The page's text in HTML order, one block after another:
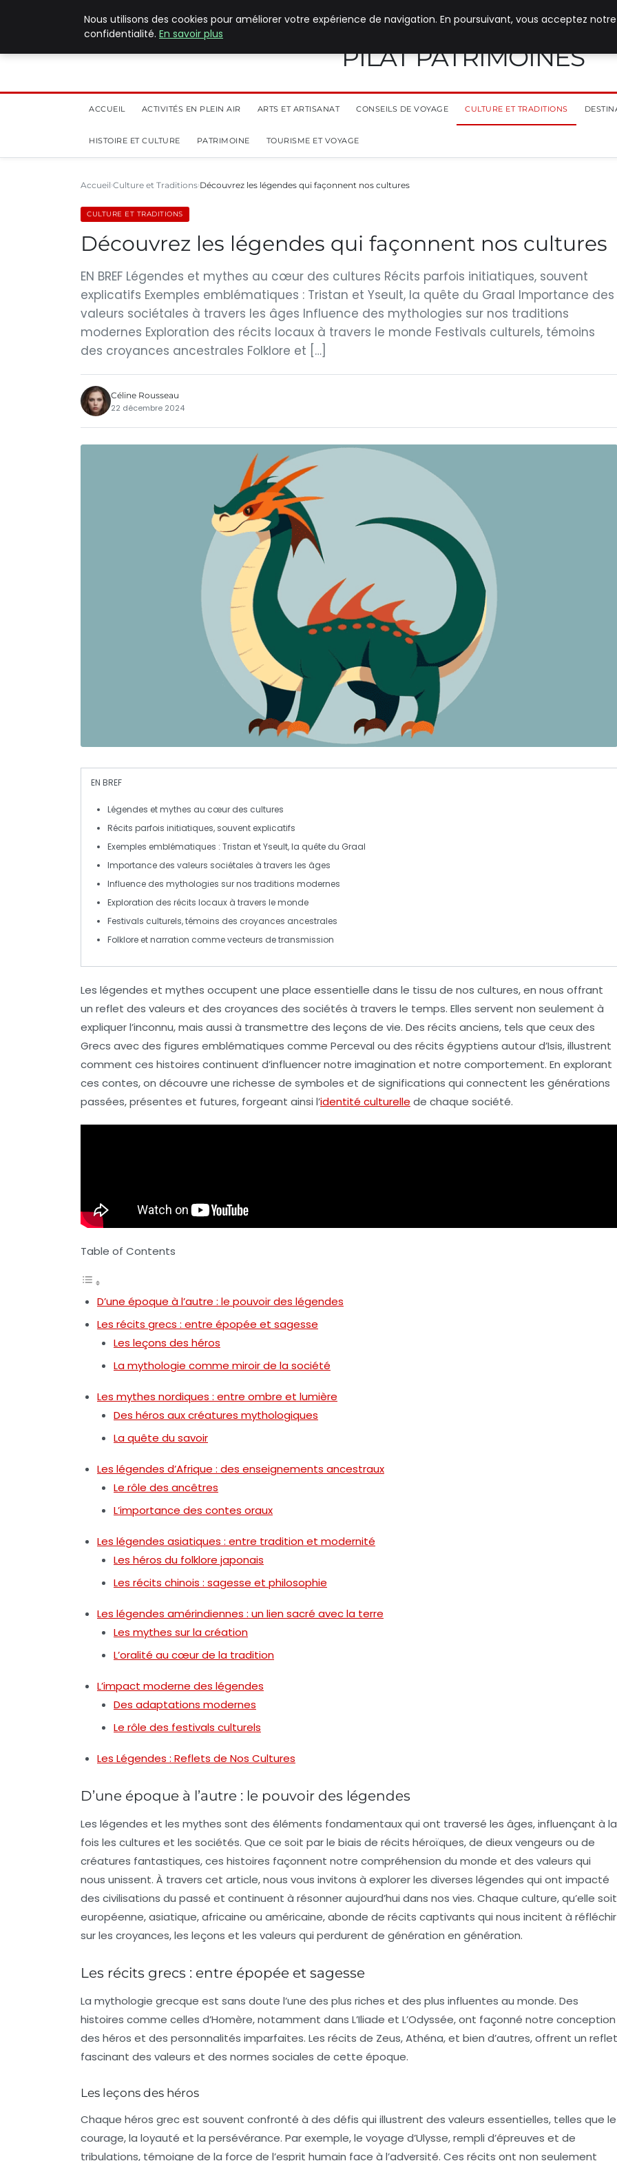
PILAT PATRIMOINES
ACCUEIL ACTIVITÉS EN PLEIN AIR ARTS ET ARTISANAT CONSEILS DE VOYAGE CULTURE ET TRADITIONS
HISTOIRE ET CULTURE PATRIMOINE TOURISME ET VOYAGE
Accueil Culture et Traditions Découvrez les légendes qui façonnent nos cultures
CULTURE ET TRADITIONS
Découvrez les légendes qui façonnent nos cultures
EN BREF Légendes et mythes au cœur des cultures Récits parfois initiatiques, souvent
explicatifs Exemples emblématiques : Tristan et Yseult, la quête du Graal Importance des
valeurs sociétales à travers les âges Influence des mythologies sur nos traditions
modernes Exploration des récits locaux à travers le monde Festivals culturels, témoins
des croyances ancestrales Folklore et […]
Céline Rousseau
22 décembre 2024
EN BREF
Légendes etmythes au cœur des cultures
Récits parfois initiatiques, souvent explicatifs
Exemples emblématiques : Tristan et Yseult,la quête du Graal
Importance des valeurs sociétales à travers les âges
Influence des mythologies sur nos traditions modernes
Exploration des récits locaux à travers le monde
Festivals culturels, témoins des croyances ancestrales
Folklore etnarration comme vecteurs de transmission
Les légendes et mythes occupent une place essentielle dans le tissu de nos cultures, en nous offrant
un reflet des valeurs et des croyances des sociétés à travers le temps. Elles servent non seulement à
expliquer l’inconnu, mais aussi à transmettre des leçons de vie. Des récits anciens, tels que ceux des
Grecs avec des figures emblématiques comme Perceval ou des récits égyptiens autour d’Isis, illustrent
comment ces histoires continuent d’influencer notre imagination et notre comportement. En explorant
ces contes, on découvre une richesse de symboles et de significations qui connectent les générations
passées, présentes et futures, forgeant ainsi l’identité culturelle de chaque société.
Table of Contents
D’une époque à l’autre : le pouvoir des légendes
Les récits grecs : entre épopée et sagesse
Les leçons des héros
La mythologie comme miroir de la société
Les mythes nordiques : entre ombre et lumière
Des héros aux créatures mythologiques
La quête du savoir
Les légendes d’Afrique : des enseignements ancestraux
Le rôle des ancêtres
L’importance des contes oraux
Les légendes asiatiques : entre tradition et modernité
Les héros du folklore japonais
Les récits chinois : sagesse et philosophie
Les légendes amérindiennes : un lien sacré avec la terre
Les mythes sur la création
L’oralité au cœur de la tradition
L’impact moderne des légendes
Des adaptations modernes
Le rôle des festivals culturels
Les Légendes : Reflets de Nos Cultures
D’une époque à l’autre : le pouvoir des légendes
Les légendes et les mythes sont des éléments fondamentaux qui ont traversé les âges, influençant à la
fois les cultures et les sociétés. Que ce soit par le biais de récits héroïques, de dieux vengeurs ou de
créatures fantastiques, ces histoires façonnent notre compréhension du monde et des valeurs qui
nous unissent. À travers cet article, nous vous invitons à explorer les diverses légendes qui ont impacté
des civilisations du passé et continuent à résonner aujourd’hui dans nos vies. Chaque culture, qu’elle soit
européenne,asiatique,africaine ou américaine, abonde de récits captivants qui nous incitent à réfléchir
sur les croyances, les leçons et les valeurs qui perdurent de génération en génération.
Les récits grecs : entre épopée et sagesse
La mythologie grecque est sans doute l’une des plus riches et des plus influentes au monde. Des
histoires comme celles d’Homère, notamment dans L’Iliade et L’Odyssée, ont façonné notre conception
des héros et des personnalités imparfaites. Les récits de Zeus,Athéna, et bien d’autres, offrent un reflet
fascinant des valeurs et des normes sociales de cette époque.
Les leçons des héros
Chaque héros grec est souvent confronté à des défis qui illustrent des valeurs essentielles, telles que le
courage, la loyauté et la persévérance. Par exemple, le voyage d’Ulysse, rempli d’épreuves et de
tribulations, témoigne de la force de l’esprit humain face à l’adversité. Ces récits ont non seulement
Nous utilisons des cookies pour améliorer votre expérience de navigation. En poursuivant, vous acceptez
confidentialité. En savoir plus